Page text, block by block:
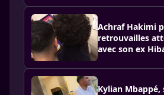
Achraf Hakimi
retrouvailles
avec son ex
Kylian